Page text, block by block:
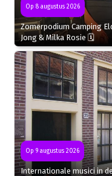
Op 8 augustus 2026
Zomerpodium Camping
Jong & Milka Rosie 🗓
Op 9 augustus 2026
Internationale musici in